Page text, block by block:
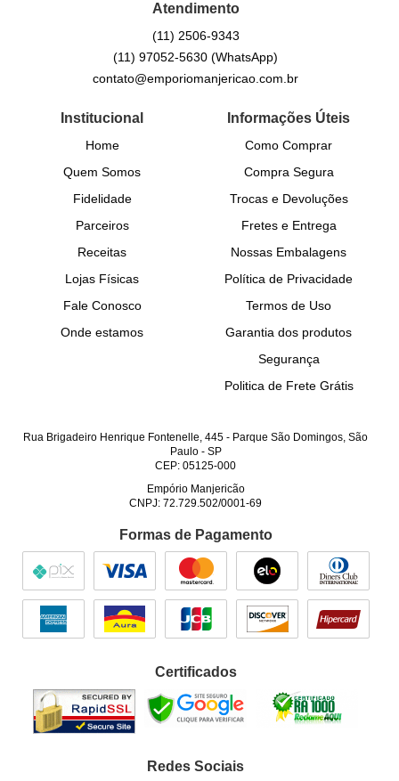
Atendimento
(11) 2506-9343
(11) 97052-5630(WhatsApp)
contato@emporiomanjericao.com.br
Institucional
Home
Quem Somos
Fidelidade
Parceiros
Receitas
Lojas Físicas
Fale Conosco
Onde estamos
Informações Úteis
Como Comprar
Compra Segura
Trocas e Devoluções
Fretes e Entrega
Nossas Embalagens
Política de Privacidade
Termos de Uso
Garantia dos produtos
Segurança
Politica de Frete Grátis
Rua Brigadeiro Henrique Fontenelle, 445 - Parque São Domingos, São
Paulo- SP
CEP: 05125-000
Empório Manjericão
CNPJ: 72.729.502/0001-69
Formas de Pagamento
Certificados
Redes Sociais